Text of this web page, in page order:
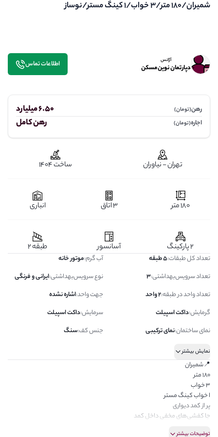
شمیران/۱۸۰ متر/۳ خواب/۱ کینگ مستر/نوساز
رهن(تومان) 6.50 میلیارد
اجاره(تومان) رهن کامل
آژانس
دپارتمان نوین مسکن اطلاعات تماس
تهران - نیاوران ساخت 1404
180 متر 3 اتاق انباری
2 پارکینگ آسانسور طبقه 2
تعداد کل طبقات:5 طبقه آب گرم:موتور خانه
تعداد سرویس‌بهداشتی:
3 نوع سرویس‌بهداشتی:ایرانی و فرنگی
تعداد واحد در طبقه:2 واحد جهت واحد:اشاره نشده
گرمایش:داکت اسپیلت سرمایش:داکت اسپیلت
نمای ساختمان:نمای ترکیبی جنس کف:سنگ
نمایش بیشتر
📍شمیران
180 متر
3 خواب
ا خواب کینگ مستر
پر از کمد دیواری
جا کفشی‌های مخفی داخل کمد
توضیحات بیشتر